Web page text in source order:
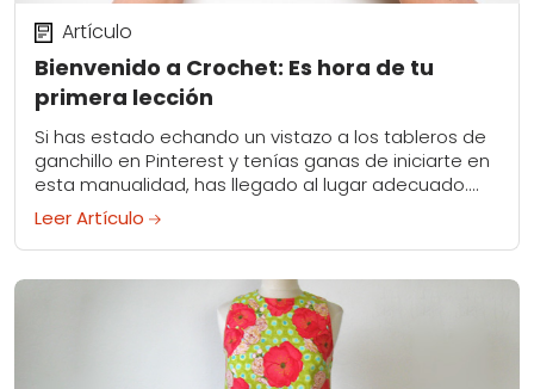
Bienvenido a Crochet: Es hora de tu
primera lección
Artículo
Si has estado echando un vistazo a los tableros de
ganchillo en Pinterest y tenías ganas de iniciarte en
esta manualidad, has llegado al lugar adecuado.
Vamos a repasar tu...
Leer Artículo